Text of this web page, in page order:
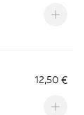
12,50 €